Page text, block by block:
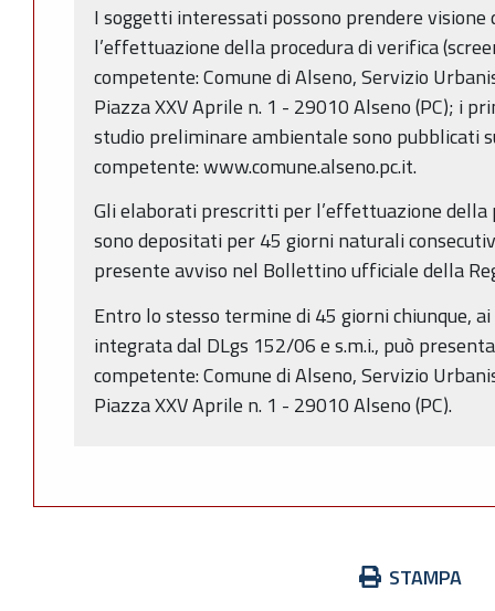
I soggetti interessati possono prendere
l’effettuazione della procedura di verifica
competente: Comune di Alseno, Servizio
Piazza XXV Aprile n. 1 - 29010 Alseno (PC); i
studio preliminare ambientale sono pubblicati
competente: www.comune.alseno.pc.it.
Gli elaborati prescritti per l’effettuazione della
sono depositati per 45 giorni naturali
presente avviso nel Bollettino ufficiale della
Entro lo stesso termine di 45 giorni chiunque,
integrata dal DLgs 152/06 e s.m.i., può
competente: Comune di Alseno, Servizio
Piazza XXV Aprile n. 1 - 29010 Alseno (PC).
STAMPA